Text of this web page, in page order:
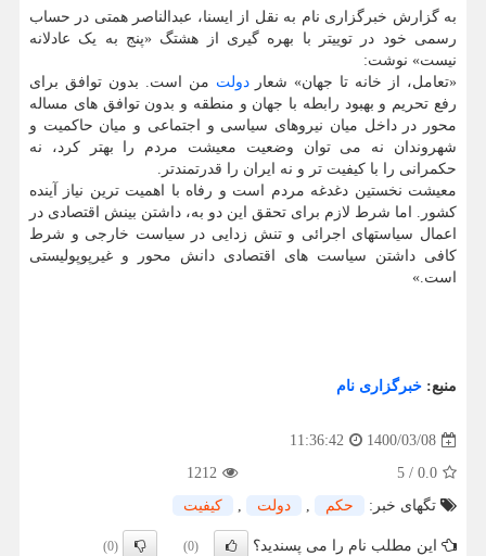
به گزارش خبرگزاری نام به نقل از ایسنا، عبدالناصر همتی در حساب
رسمی خود در توییتر با بهره گیری از هشتگ «پنج به یک عادلانه
نیست» نوشت:
‏«تعامل، از خانه تا جهان» شعاردولت من است. بدون توافق برای
رفع تحریم و بهبود رابطه با جهان و منطقه و بدون توافق های مساله
محور در داخل میان نیروهای سیاسی و اجتماعی و میان حاکمیت و
شهروندان نه می توان وضعیت معیشت مردم را بهتر کرد، نه
حکمرانی را با کیفیت تر و نه ایران را قدرتمندتر.
‏‎معیشت نخستین دغدغه مردم است و ‎رفاه با اهمیت ترین نیاز آینده
کشور. اما شرط لازم برای تحقق این دو به، داشتن بینش اقتصادی در
اعمال سیاستهای اجرائی و تنش زدایی در سیاست خارجی و شرط
کافی داشتن ‎سیاست های اقتصادی دانش محور و ‎غیرپوپولیستی
است.»
منبع: خبرگزاری نام
1400/03/08
11:36:42
0.0
/
5
1212
تگهای خبر:
حكم , دولت , كیفیت
این مطلب نام را می پسندید؟ (0)
(0)